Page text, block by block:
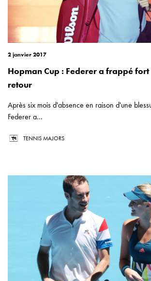
2 janvier 2017
Hopman Cup : Federer a frappé
retour
Après six mois d'absence en raison d'une
Federer a...
TENNIS MAJORS